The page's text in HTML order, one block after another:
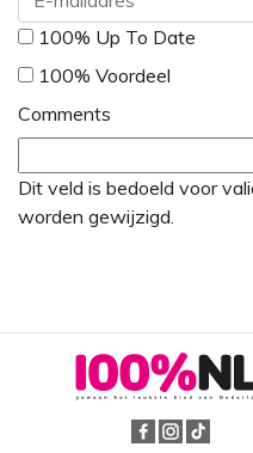
* 100% Up To Date
100% Voordeel
Comments
Dit veld is bedoeld voor
worden gewijzigd.